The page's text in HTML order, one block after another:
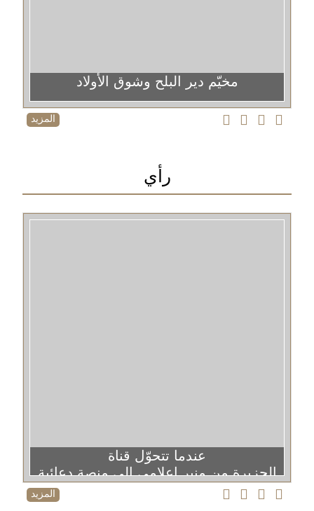
مخيّم دير البلح وشوق الأولاد
المزيد
رأي
عندما تتحوّل قناة
الجزيرة من منبر إعلامي إلى منصة دعائية
المزيد